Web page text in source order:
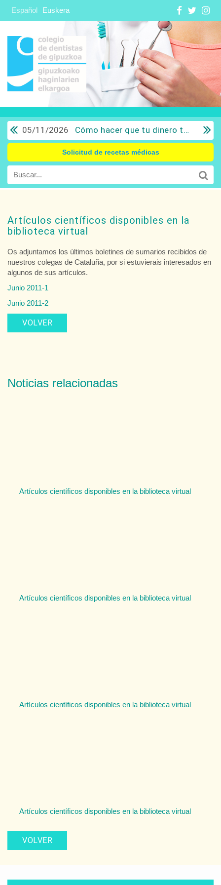
Español Euskera
05/11/2026 Cómo hacer que tu dinero trabaje para ti: Del ahorro a la inversión con sentido común.
Solicitud de recetas médicas
Artículos científicos disponibles en la
biblioteca virtual
Os adjuntamos los últimos boletines de sumarios recibidos de
nuestros colegas de Cataluña, por si estuvierais interesados en
algunos de sus artículos.
Junio 2011-1
Junio 2011-2
VOLVER
Noticias relacionadas
Artículos científicos disponibles en la biblioteca virtual
Artículos científicos disponibles en la biblioteca virtual
Artículos científicos disponibles en la biblioteca virtual
Artículos científicos disponibles en la biblioteca virtual
VOLVER